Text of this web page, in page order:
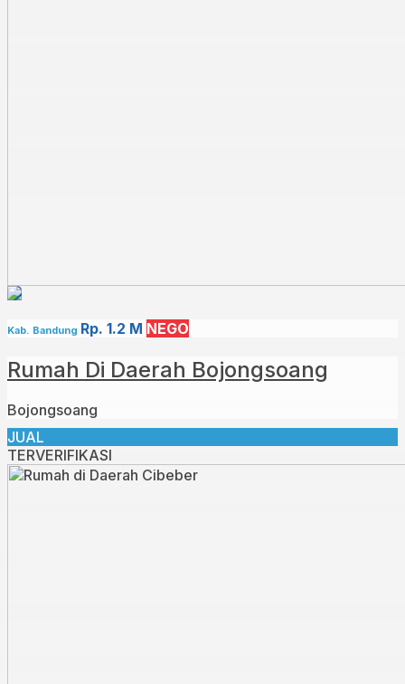
Kab. Bandung Rp. 1.2 M NEGO
Rumah Di Daerah Bojongsoang
Bojongsoang
JUAL
TERVERIFIKASI